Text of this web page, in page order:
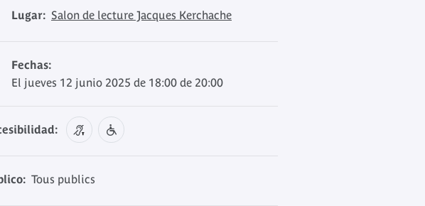
Lugar: Salon de lecture Jacques Kerchache
Fechas:
El jueves 12 junio 2025 de 18:00 de 20:00
Tous publics